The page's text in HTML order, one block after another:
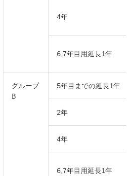
4年
6,7年目用延長1年
グループ
B
5年目までの延長1年
2年
4年
6,7年目用延長1年